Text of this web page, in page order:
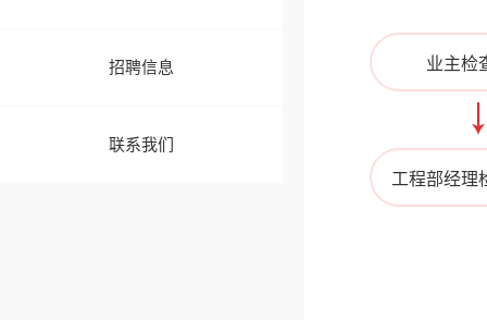
招聘信息
联系我们
业主检
工程部经理